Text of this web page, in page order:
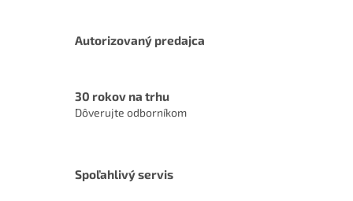
u
Autorizovaný predajca
30 rokov na trhu
Dôverujte odborníkom
Spoľahlivý servis